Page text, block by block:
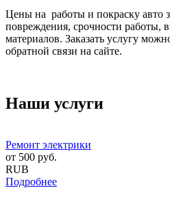
Цены на работы и покраску авто
повреждения, срочности работы,
материалов. Заказать услугу
обратной связи на сайте.
Наши услуги
Ремонт электрики
от 500 руб.
RUB
Подробнее